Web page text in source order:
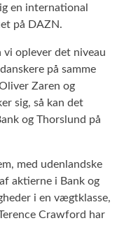
en international
på DAZN.
oplever det niveau
på samme
Zaren og
sig, så kan det
og Thorslund på
med udenlandske
aktierne i Bank og
i en vægtklasse,
Crawford har